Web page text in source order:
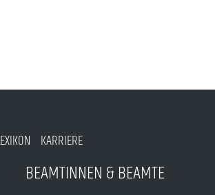
KARRIERE
BEAMTINNEN & BEAMTE